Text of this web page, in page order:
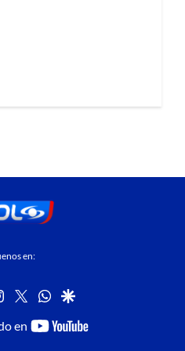
en:
instagram
twitterwhatsapp
google
en
youtube-